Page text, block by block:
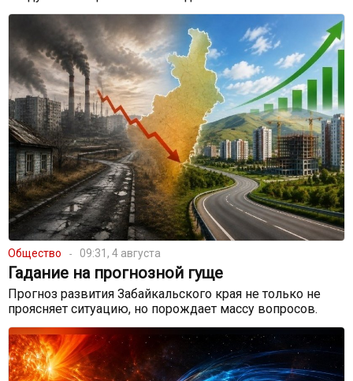
Общество 09:31, 4 августа
Гадание на прогнозной гуще
Прогноз развития Забайкальского края не только не
проясняет ситуацию, но порождает массу вопросов.